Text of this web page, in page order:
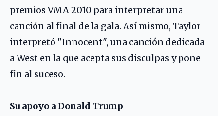
premios VMA 2010 para interpretar una
canción al final de la gala. Así mismo, Taylor
interpretó "Innocent", una canción dedicada
a West en la que acepta sus disculpas y pone
fin al suceso.
Su apoyo a Donald Trump